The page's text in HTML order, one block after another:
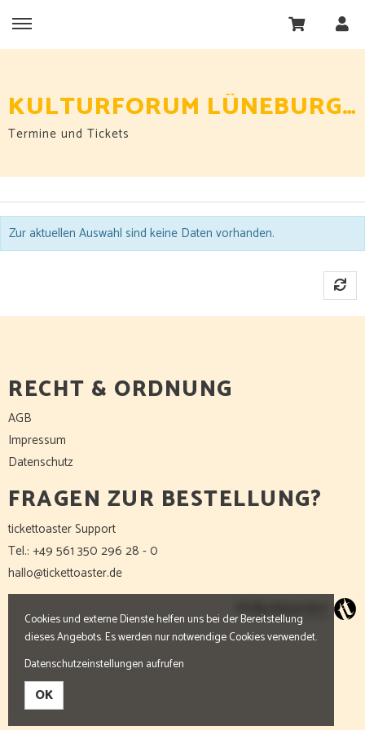
KULTURFORUM LÜNEBURG E.V.
Termine und Tickets
Zur aktuellen Auswahl sind keine Daten vorhanden.
RECHT & ORDNUNG
AGB
Impressum
Datenschutz
FRAGEN ZUR BESTELLUNG?
tickettoaster Support
Tel.: +49 561 350 296 28 - 0
hallo@tickettoaster.de
Cookies und externe Dienste helfen uns bei der Bereitstellung
dieses Angebots. Es werden nur notwendige Cookies verwendet.
Datenschutzeinstellungen aufrufen
OK